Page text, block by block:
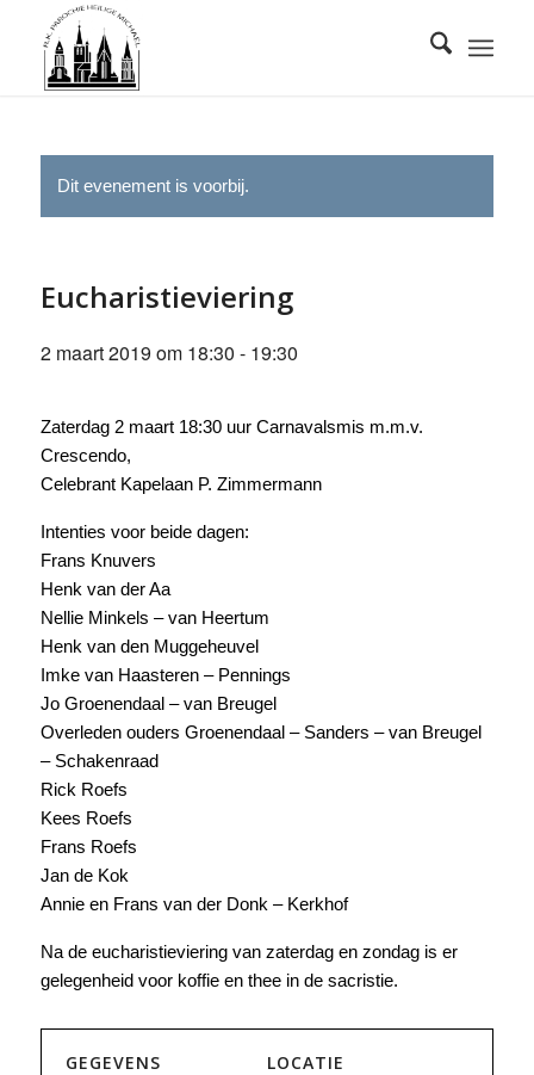
Dit evenement is voorbij.
Eucharistieviering
2 maart 2019 om 18:30 - 19:30
Zaterdag 2 maart 18:30 uur Carnavalsmis m.m.v.
Crescendo,
Celebrant Kapelaan P. Zimmermann
Intenties voor beide dagen:
Frans Knuvers
Henk van der Aa
Nellie Minkels – van Heertum
Henk van den Muggeheuvel
Imke van Haasteren – Pennings
Jo Groenendaal – van Breugel
Overleden ouders Groenendaal – Sanders – van Breugel
– Schakenraad
Rick Roefs
Kees Roefs
Frans Roefs
Jan de Kok
Annie en Frans van der Donk – Kerkhof
Na de eucharistieviering van zaterdag en zondag is er
gelegenheid voor koffie en thee in de sacristie.
GEGEVENS LOCATIE